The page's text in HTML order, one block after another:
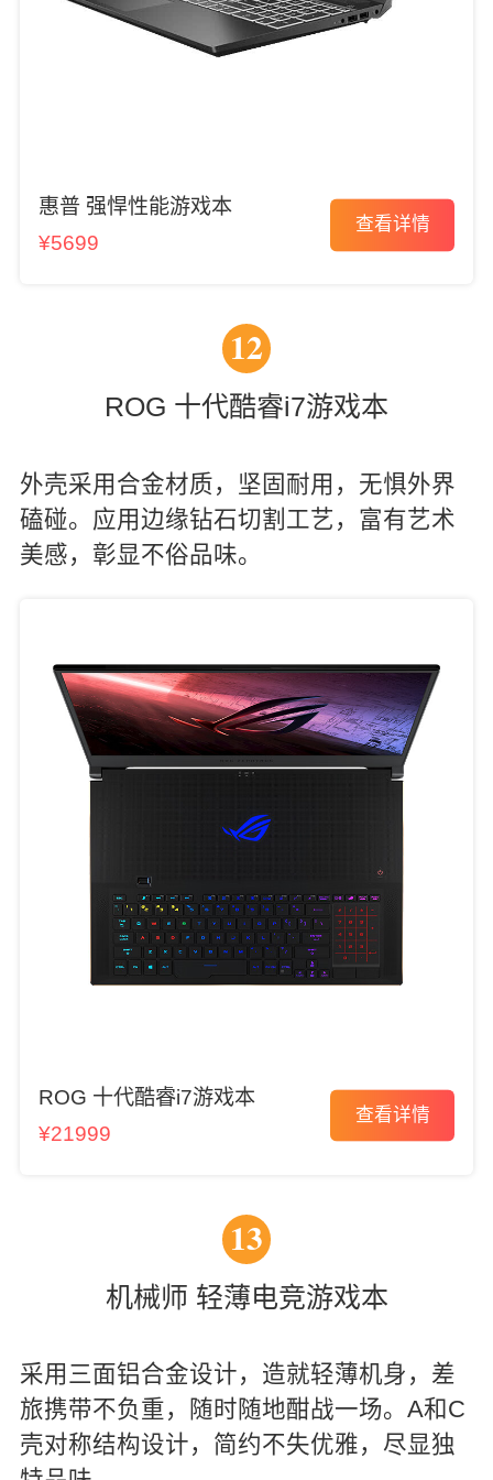
惠普 强悍性能游戏本
¥5699
查看详情
12
ROG 十代酷睿i7游戏本
外壳采用合金材质，坚固耐用，无惧外界
磕碰。应用边缘钻石切割工艺，富有艺术
美感，彰显不俗品味。
ROG 十代酷睿i7游戏本
¥21999
查看详情
13
机械师 轻薄电竞游戏本
采用三面铝合金设计，造就轻薄机身，差
旅携带不负重，随时随地酣战一场。A和C
壳对称结构设计，简约不失优雅，尽显独